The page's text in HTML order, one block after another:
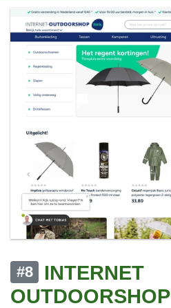
#8
INTERNET
OUTDOORSHOP